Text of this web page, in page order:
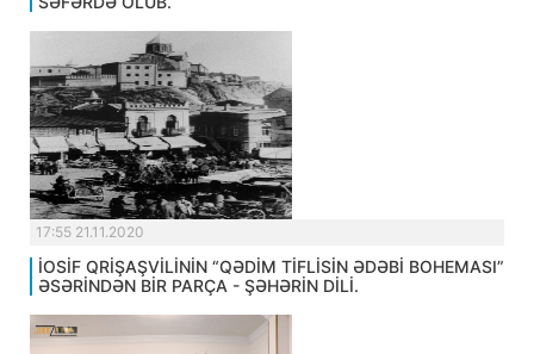
17:55 21.11.2020
İOSİF QRİŞAŞVİLİNİN “QƏDİM TİFLİSİN ƏDƏBİ BOHEMASI”
ƏSƏRİNDƏN BİR PARÇA - ŞƏHƏRİN DİLİ.